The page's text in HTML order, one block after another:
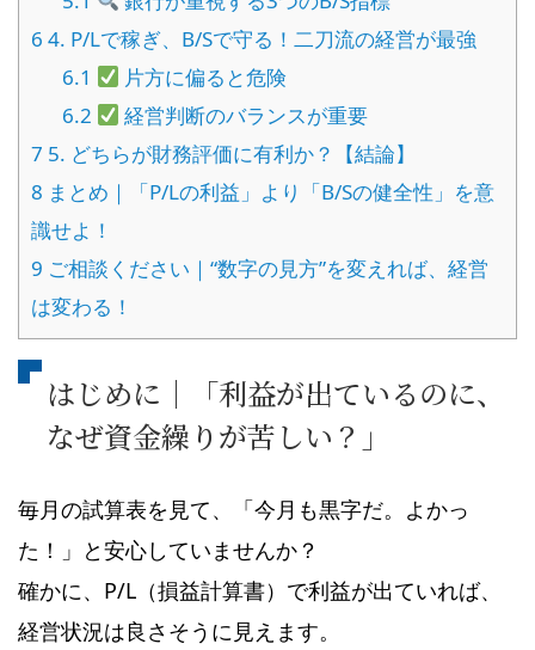
6 4. P/Lで稼ぎ、B/Sで守る！二刀流の経営が最強
6.1
片方に偏ると危険
6.2
経営判断のバランスが重要
7 5. どちらが財務評価に有利か？【結論】
8 まとめ｜「P/Lの利益」より「B/Sの健全性」を意
識せよ！
9 ご相談ください｜“数字の見方”を変えれば、経営
は変わる！
はじめに｜「利益が出ているのに、
なぜ資金繰りが苦しい？」
毎月の試算表を見て、「今月も黒字だ。よかっ
た！」と安心していませんか？
確かに、P/L（損益計算書）で利益が出ていれば、
経営状況は良さそうに見えます。